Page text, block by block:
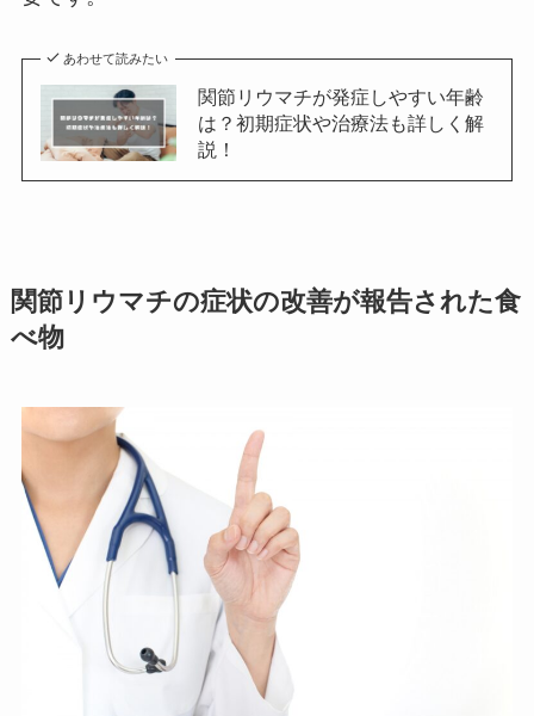
あわせて読みたい
関節リウマチが発症しやすい年齢
は？初期症状や治療法も詳しく解
説！
関節リウマチの症状の改善が報告された食
べ物